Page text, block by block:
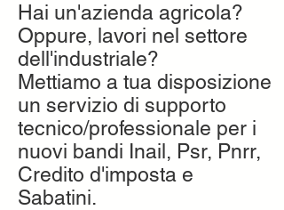
Hai un'azienda agricola?
Oppure, lavori nel settore
dell'industriale?
Mettiamo a tua disposizione
un servizio di supporto
tecnico/professionale per i
nuovi bandi Inail, Psr, Pnrr,
Credito d'imposta e
Sabatini.